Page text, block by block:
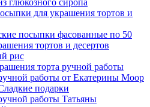
глюкозного сиропа
для украшения тортов и
посыпки фасованные по 50
тортов и десертов
рис
торта ручной работы
работы от Екатерины Моор
подарки
работы Татьяны